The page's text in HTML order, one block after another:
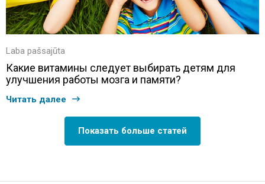
Laba pašsajūta
Какие витамины следует выбирать детям для
улучшения работы мозга и памяти?
Читать далее
Показать больше статей